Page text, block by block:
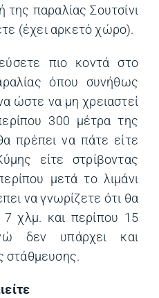
της παραλίας Σουτσίνι
(έχει αρκετό χώρο).
πιο κοντά στο
όπου συνήθως
ώστε να μη χρειαστεί
300 μέτρα της
πρέπει να πάτε είτε
είτε στρίβοντας
μετά το λιμάνι
να γνωρίζετε ότι θα
7 χλμ. και περίπου 15
δεν υπάρχει και
στάθμευσης.